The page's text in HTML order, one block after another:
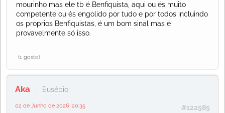
mourinho mas ele tb é Benfiquista, aqui ou és muito
competente ou és engolido por tudo e por todos incluindo
os proprios Benfiquistas, é um bom sinal mas é
provavelmente só isso.
(1 gosto)
Aka Eusébio
#122585
02 de Junho de 2026, 20:35